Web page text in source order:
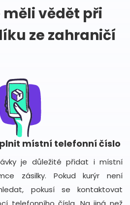
měli vědět při
ze zahraničí
místní telefonní číslo
je důležité přidat i místní
zásilky. Pokud kurýr není
pokusí se kontaktovat